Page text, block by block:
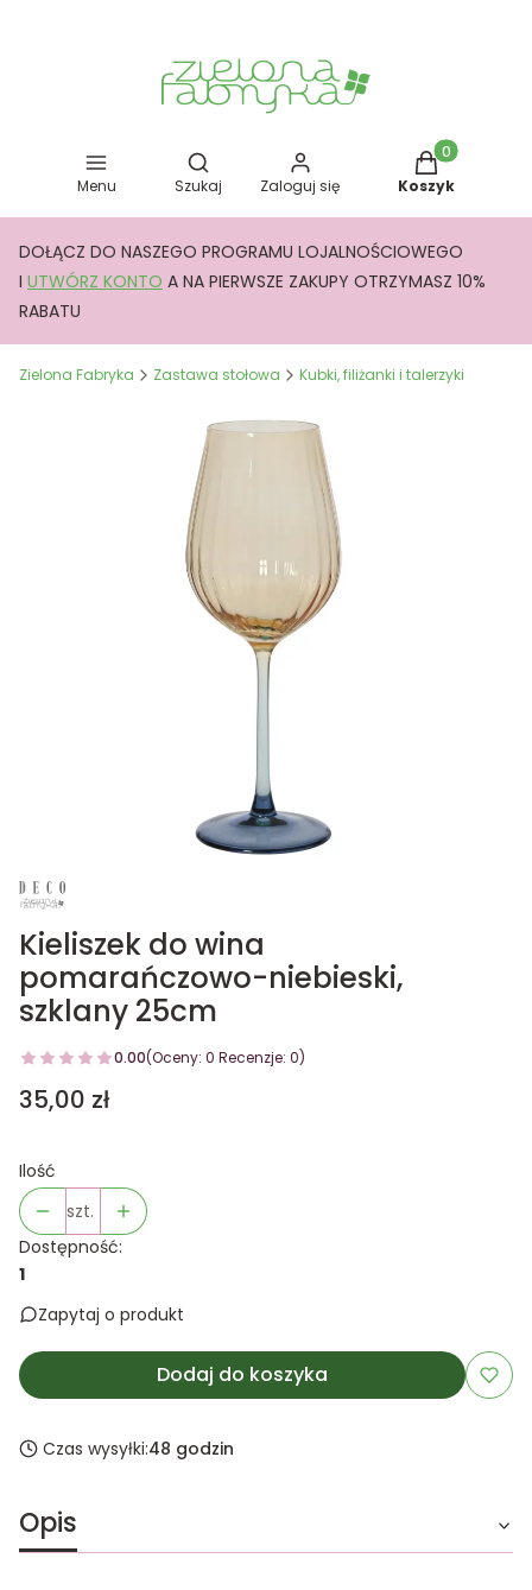
Menu
Otwórz wyszukiwarkę
Szukaj Zaloguj się
Produkty w
Koszyk
DOŁĄCZ DO NASZEGO PROGRAMU LOJALNOŚCIOWEGO
I UTWÓRZ KONTO A NA PIERWSZE ZAKUPY OTRZYMASZ 10%
RABATU
Zielona Fabryka Zastawa stołowa Kubki, filiżanki i talerzyki
Kieliszek do wina
pomarańczowo-niebieski,
szklany 25cm
0.00(Oceny: 0 Recenzje: 0)
Cena
35,00 zł
Ilość
szt.
Dostępność:
1
Zapytaj o produkt
Dodaj do koszyka
Czas wysyłki:48 godzin
Opis